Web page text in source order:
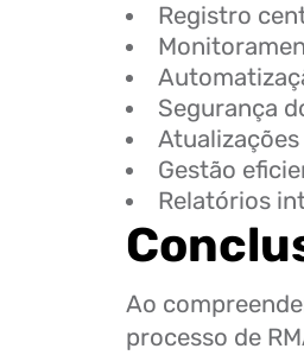
Registro
Segurança
Gestão
Relatórios
Ao
processo de